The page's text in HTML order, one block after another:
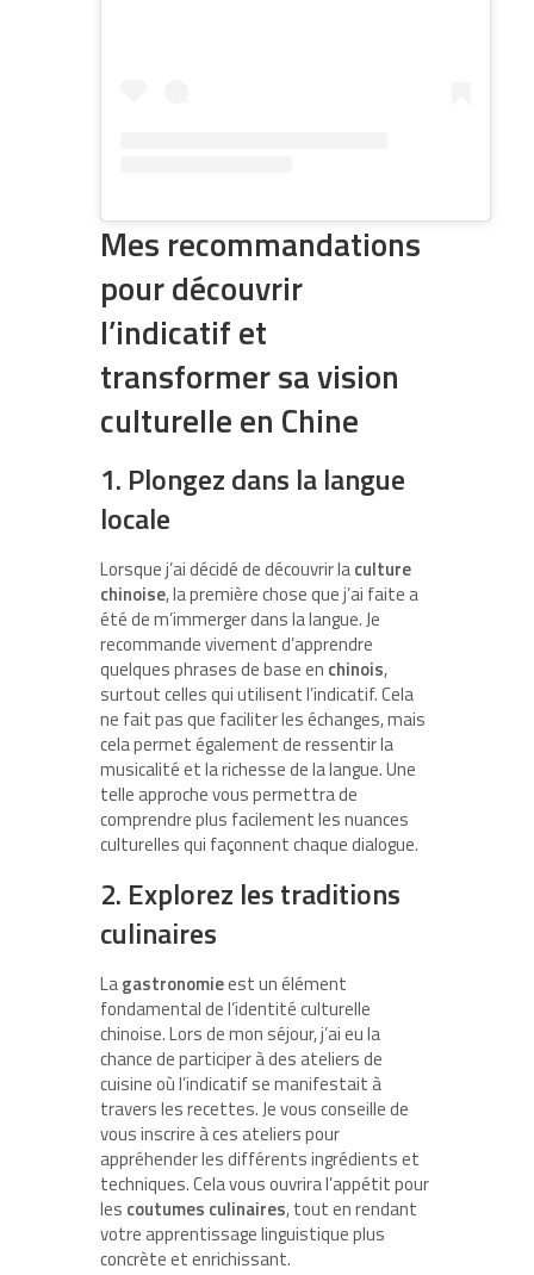
Mes recommandations
pour découvrir
l’indicatif et
transformer sa vision
culturelle en Chine
1. Plongez dans la langue
locale
Lorsque j’ai décidé de découvrir laculture
chinoise, la première chose que j’ai faite a
été de m’immerger dans la langue. Je
recommande vivement d’apprendre
quelques phrases de base en chinois,
surtout celles qui utilisent l’indicatif. Cela
ne fait pas que faciliter les échanges, mais
cela permet également de ressentir la
musicalité et la richesse de la langue. Une
telle approche vous permettra de
comprendre plus facilement les nuances
culturelles qui façonnent chaque dialogue.
2. Explorez les traditions
culinaires
Lagastronomieest un élément
fondamental de l’identité culturelle
chinoise. Lors de mon séjour, j’ai eu la
chance de participer à des ateliers de
cuisine où l’indicatif se manifestait à
travers les recettes. Je vous conseille de
vous inscrire à ces ateliers pour
appréhender les différents ingrédients et
techniques. Cela vous ouvrira l’appétit pour
les coutumes culinaires, tout en rendant
votre apprentissage linguistique plus
concrète et enrichissant.